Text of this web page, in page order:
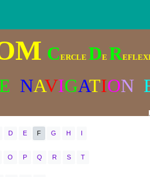
CERCLE DE R
E NAVIGATION
D E F G H I
O P Q R S T